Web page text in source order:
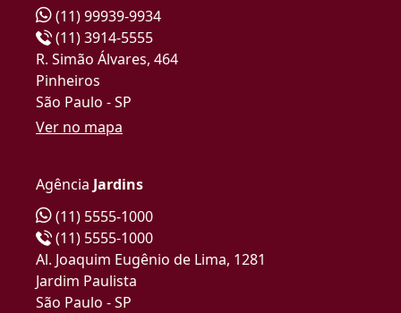
(11) 99939-9934
(11) 3914-5555
R. Simão Álvares, 464
Pinheiros
São Paulo - SP
Ver no mapa
Agência Jardins
(11) 5555-1000
(11) 5555-1000
Al. Joaquim Eugênio de Lima, 1281
Jardim Paulista
São Paulo - SP